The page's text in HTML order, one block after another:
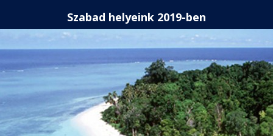
Szabad helyeink 2019-ben